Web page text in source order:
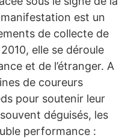
est un
de collecte de
elle se déroule
et de l’étranger. A
de coureurs
pour soutenir leur
déguisés, les
performance :